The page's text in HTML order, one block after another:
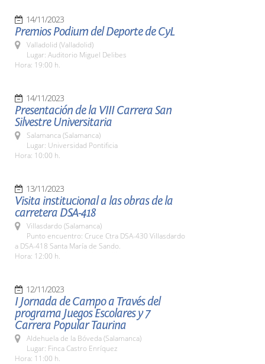
14/11/2023
Premios Podium del Deporte de CyL
Valladolid (Valladolid)
Lugar: Auditorio Miguel Delibes
Hora: 19:00 h.
14/11/2023
Presentación de la VIII Carrera San
Silvestre Universitaria
Salamanca (Salamanca)
Lugar: Universidad Pontificia
Hora: 10:00 h.
13/11/2023
Visita institucional a las obras de la
carretera DSA-418
Villasdardo (Salamanca)
Punto encuentro: Cruce Ctra DSA-430 Villasdardo
a DSA-418 Santa María de Sando.
Hora: 12:00 h.
12/11/2023
I Jornada de Campo a Través del
programa Juegos Escolares y 7
Carrera Popular Taurina
Aldehuela de la Bóveda (Salamanca)
Lugar: Finca Castro Enríquez
Hora: 11:00 h.